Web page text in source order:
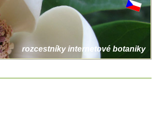
rozcestníky internetové botaniky